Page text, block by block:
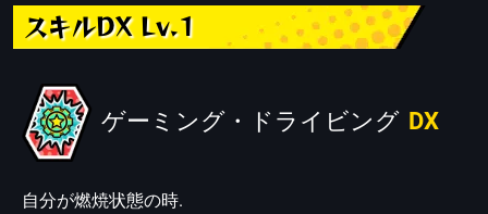
スキルDX Lv.1
ゲーミング・ドライビング DX
自分が燃焼状態の時.